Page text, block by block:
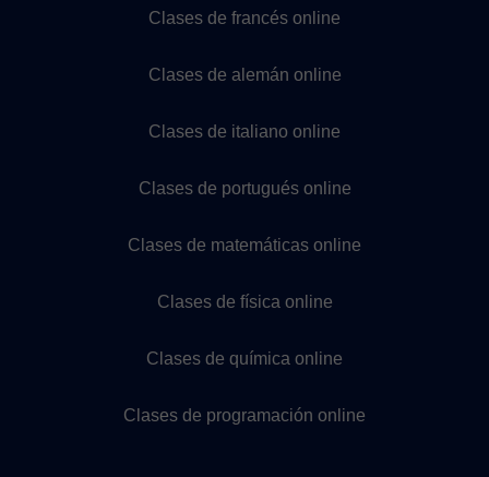
Clases de francés online
Clases de alemán online
Clases de italiano online
Clases de portugués online
Clases de matemáticas online
Clases de física online
Clases de química online
Clases de programación online